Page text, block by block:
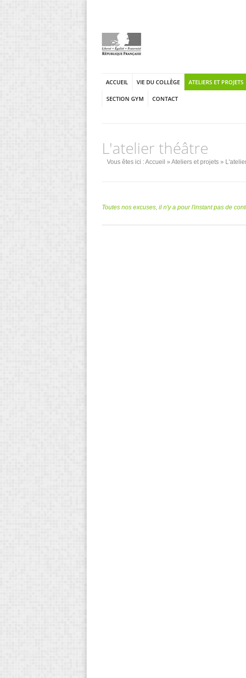
ACCUEIL VIE DU COLLÈGE ATELIERS ET PROJETS
SECTION GYM CONTACT
L'atelier théâtre
Vous êtes ici :Accueil » Ateliers et projets »
Toutes nos excuses, il n'y a pour l'instant pas de